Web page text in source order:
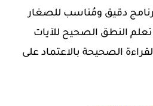
دقيق ومُناسب للصغار
تعلم النطق الصحيح للآيات
الصحيحة بالاعتماد على